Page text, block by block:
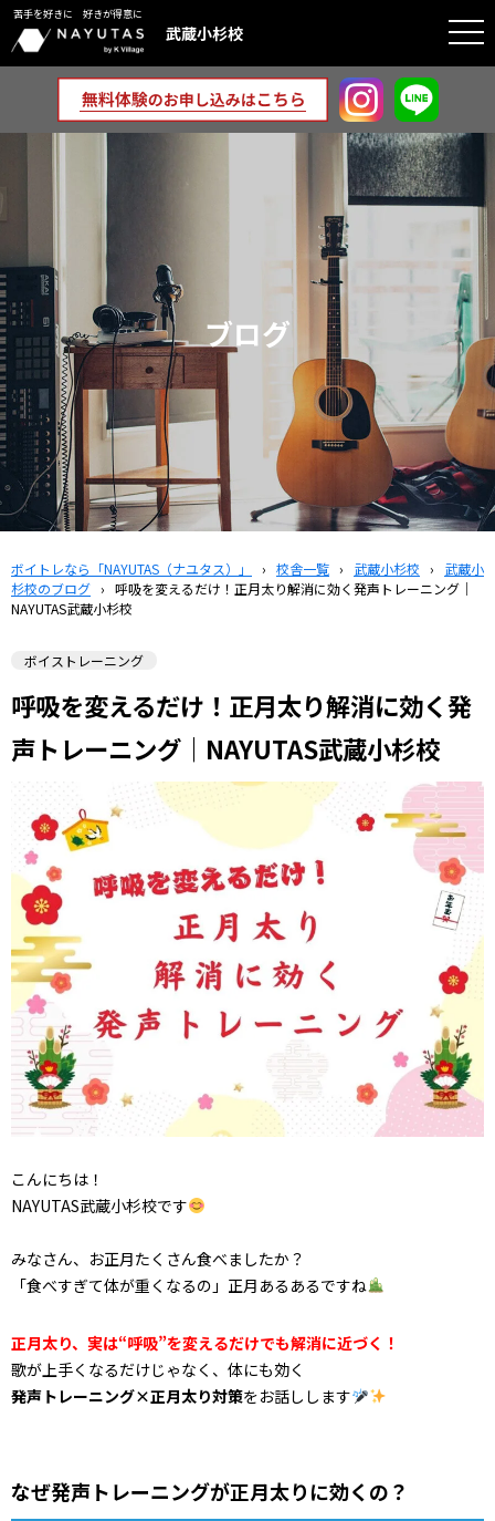
苦手を好きに 好きが得意に
武蔵小杉校
ブログ
ボイトレなら「NAYUTAS（ナユタス）」 › 校舎一覧 › 武蔵小杉校 ›
武蔵小
杉校のブログ › 呼吸を変えるだけ！正月太り解消に効く発声トレーニング｜
NAYUTAS武蔵小杉校
ボイストレーニング
呼吸を変えるだけ！正月太り解消に効く発
声トレーニング｜NAYUTAS武蔵小杉校
こんにちは！
NAYUTAS武蔵小杉校です
みなさん、お正月たくさん食べましたか？
「食べすぎて体が重くなるの」正月あるあるですね
正月太り、実は“呼吸”を変えるだけでも解消に近づく！
歌が上手くなるだけじゃなく、体にも効く
発声トレーニング×正月太り対策をお話しします
なぜ発声トレーニングが正月太りに効くの？